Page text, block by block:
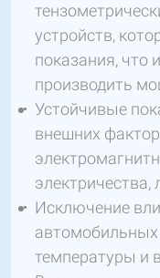
устройств,
показания, что
производить
Устойчивые
внешних
электричества,
Исключение
автомобильных
температуры и